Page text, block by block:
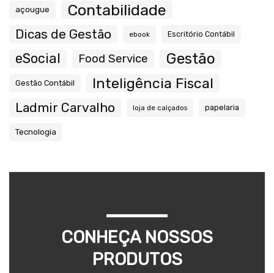
açougue Contabilidade
Dicas de Gestão ebook Escritório Contábil
eSocial Food Service Gestão
Gestão Contábil Inteligência Fiscal
Ladmir Carvalho loja de calçados papelaria
Tecnologia
CONHEÇA NOSSOS
PRODUTOS